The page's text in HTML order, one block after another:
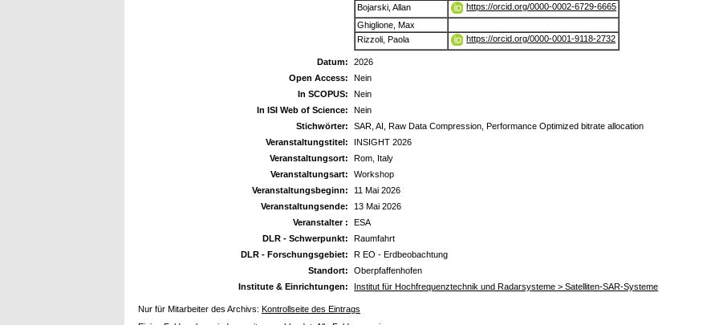
Bojarski, Allan
https://orcid.org/0000-0002-6729-6665
Ghiglione, Max
Rizzoli, Paola
https://orcid.org/0000-0001-9118-2732
Datum:
2026
Open Access:
Nein
In SCOPUS:
Nein
In ISI Web of Science:
Nein
Stichwörter:
SAR, AI, Raw Data Compression, Performance Optimized bitrate allocation
Veranstaltungstitel:
INSIGHT 2026
Veranstaltungsort:
Rom, Italy
Veranstaltungsart:
Workshop
Veranstaltungsbeginn:
11 Mai 2026
Veranstaltungsende:
13 Mai 2026
Veranstalter :
ESA
DLR - Schwerpunkt:
Raumfahrt
DLR - Forschungsgebiet:
R EO - Erdbeobachtung
Standort:
Oberpfaffenhofen
Institute & Einrichtungen:
Institut für Hochfrequenztechnik und Radarsysteme > Satelliten-SAR-Systeme
Nur für Mitarbeiter des Archivs: Kontrollseite des Eintrags